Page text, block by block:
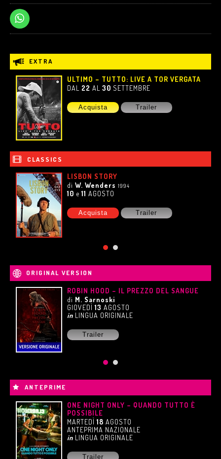
EXTRA
ULTIMO – TUTTO: LIVE A TOR VERGATA
DAL 22 AL30 SETTEMBRE
Acquista Trailer
CLASSICS
LISBON STORY
diW. Wenders 1994
10 e11 AGOSTO
Acquista Trailer
ORIGINAL VERSION
ROBIN HOOD – IL PREZZO DEL SANGUE
di M. Sarnoski
GIOVEDÌ13 AGOSTO
in LINGUA ORIGINALE
Trailer
ANTEPRIME
ONE NIGHT ONLY – QUANDO TUTTO È
POSSIBILE
MARTEDÌ18 AGOSTO
ANTEPRIMA NAZIONALE
in LINGUA ORIGINALE
Trailer